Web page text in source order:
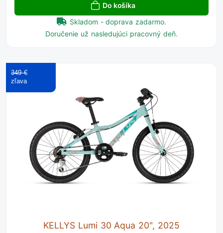
Do košíka
Skladom - doprava zadarmo.
Doručenie už nasledujúci pracovný deň.
KELLYS Lumi 30 Aqua 20", 2025
349 €